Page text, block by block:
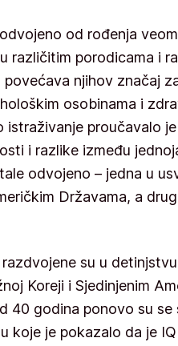
od rođenja
različitim porodicama i
njihov značaj
osobinama i
istraživanje proučavalo
i razlike između
odvojeno – jedna u
Državama, a
razdvojene su u
Koreji i Sjedinjenim
40 godina ponovo su se
koje je pokazalo da je